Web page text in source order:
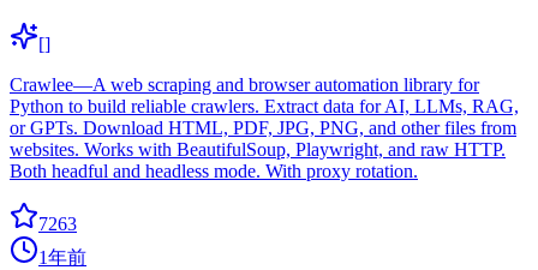
[]
Crawlee—A web scraping and browser automation library for
Python to build reliable crawlers. Extract data for AI, LLMs, RAG,
or GPTs. Download HTML, PDF, JPG, PNG, and other files from
websites. Works with BeautifulSoup, Playwright, and raw HTTP.
Both headful and headless mode. With proxy rotation.
7263
1年前